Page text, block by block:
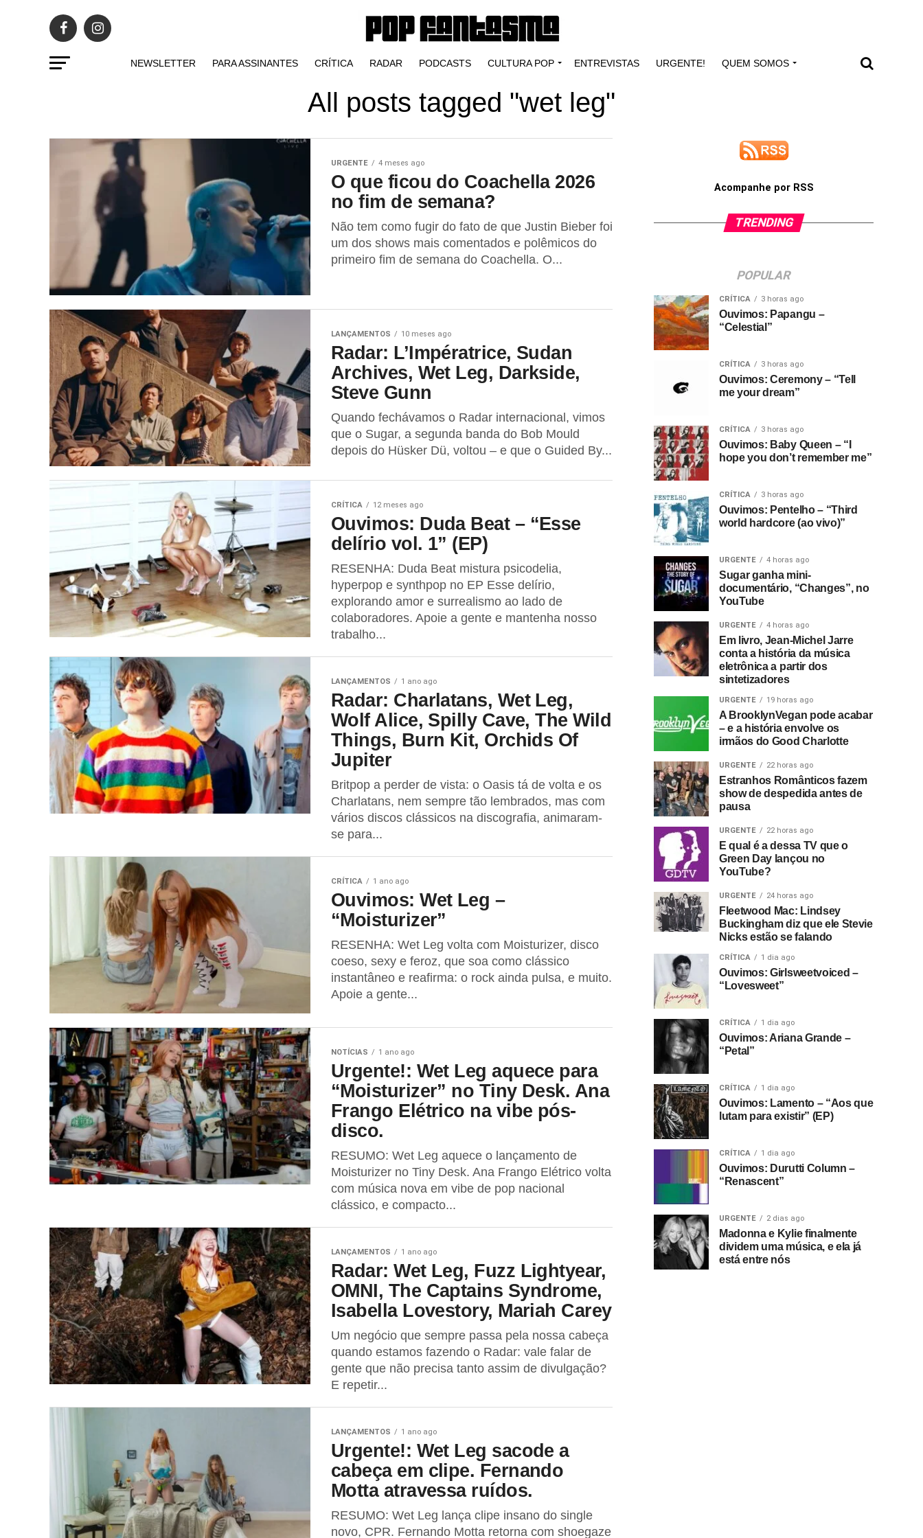
NEWSLETTER PARA ASSINANTES CRÍTICA RADAR PODCASTS CULTURA POP ENTREVISTAS URGENTE! QUEM SOMOS
All posts tagged "wet leg"
URGENTE 4 meses ago
O que ficou do Coachella 2026
no fim de semana?
Não tem como fugir do fato de que Justin Bieber foi
um dos shows mais comentados e polêmicos do
primeiro fim de semana do Coachella. O...
LANÇAMENTOS 10 meses ago
Radar: L’Impératrice, Sudan
Archives, Wet Leg, Darkside,
Steve Gunn
Quando fechávamos o Radar internacional, vimos
que o Sugar, a segunda banda do Bob Mould
depois do Hüsker Dü, voltou – e que o Guided By...
CRÍTICA 12 meses ago
Ouvimos: Duda Beat – “Esse
delírio vol. 1” (EP)
RESENHA: Duda Beat mistura psicodelia,
hyperpop e synthpop no EP Esse delírio,
explorando amor e surrealismo ao lado de
colaboradores. Apoie a gente e mantenha nosso
trabalho...
LANÇAMENTOS 1 ano ago
Radar: Charlatans, Wet Leg,
Wolf Alice, Spilly Cave, The Wild
Things, Burn Kit, Orchids Of
Jupiter
Britpop a perder de vista: o Oasis tá de volta e os
Charlatans, nem sempre tão lembrados, mas com
vários discos clássicos na discografia, animaram-
se para...
CRÍTICA 1 ano ago
Ouvimos: Wet Leg –
“Moisturizer”
RESENHA: Wet Leg volta com Moisturizer, disco
coeso, sexy e feroz, que soa como clássico
instantâneo e reafirma: o rock ainda pulsa, e muito.
Apoie a gente...
NOTÍCIAS 1 ano ago
Urgente!: Wet Leg aquece para
“Moisturizer” no Tiny Desk. Ana
Frango Elétrico na vibe pós-
disco.
RESUMO: Wet Leg aquece o lançamento de
Moisturizer no Tiny Desk. Ana Frango Elétrico volta
com música nova em vibe de pop nacional
clássico, e compacto...
LANÇAMENTOS 1 ano ago
Radar: Wet Leg, Fuzz Lightyear,
OMNI, The Captains Syndrome,
Isabella Lovestory, Mariah Carey
Um negócio que sempre passa pela nossa cabeça
quando estamos fazendo o Radar: vale falar de
gente que não precisa tanto assim de divulgação?
E repetir...
LANÇAMENTOS 1 ano ago
Urgente!: Wet Leg sacode a
cabeça em clipe. Fernando
Motta atravessa ruídos.
RESUMO: Wet Leg lança clipe insano do single
novo, CPR. Fernando Motta retorna com shoegaze
Acompanhe por RSS
TRENDING
POPULAR
CRÍTICA 3 horas ago
Ouvimos: Papangu –
“Celestial”
CRÍTICA 3 horas ago
Ouvimos: Ceremony – “Tell
me your dream”
CRÍTICA 3 horas ago
Ouvimos: Baby Queen – “I
hope you don’t remember me”
CRÍTICA 3 horas ago
Ouvimos: Pentelho – “Third
world hardcore (ao vivo)”
URGENTE 4 horas ago
Sugar ganha mini-
documentário, “Changes”, no
YouTube
URGENTE 4 horas ago
Em livro, Jean-Michel Jarre
conta a história da música
eletrônica a partir dos
sintetizadores
URGENTE 19 horas ago
A BrooklynVegan pode acabar
– e a história envolve os
irmãos do Good Charlotte
URGENTE 22 horas ago
Estranhos Românticos fazem
show de despedida antes de
pausa
URGENTE 22 horas ago
E qual é a dessa TV que o
Green Day lançou no
YouTube?
URGENTE 24 horas ago
Fleetwood Mac: Lindsey
Buckingham diz que ele Stevie
Nicks estão se falando
CRÍTICA 1 dia ago
Ouvimos: Girlsweetvoiced –
“Lovesweet”
CRÍTICA 1 dia ago
Ouvimos: Ariana Grande –
“Petal”
CRÍTICA 1 dia ago
Ouvimos: Lamento – “Aos que
lutam para existir” (EP)
CRÍTICA 1 dia ago
Ouvimos: Durutti Column –
“Renascent”
URGENTE 2 dias ago
Madonna e Kylie finalmente
dividem uma música, e ela já
está entre nós